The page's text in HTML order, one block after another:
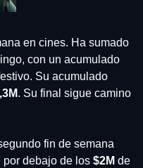
con un acumulado
Su acumulado
. Su final sigue camino
fin de semana
por debajo de los $2M de